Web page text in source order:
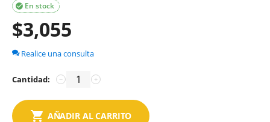
En stock

$3,055
Realice una consulta
Cantidad: +
−
AÑADIR AL CARRITO